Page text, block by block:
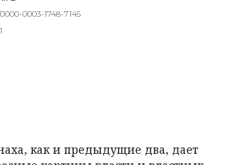
0003-1748-7145
как и предыдущие два, дает